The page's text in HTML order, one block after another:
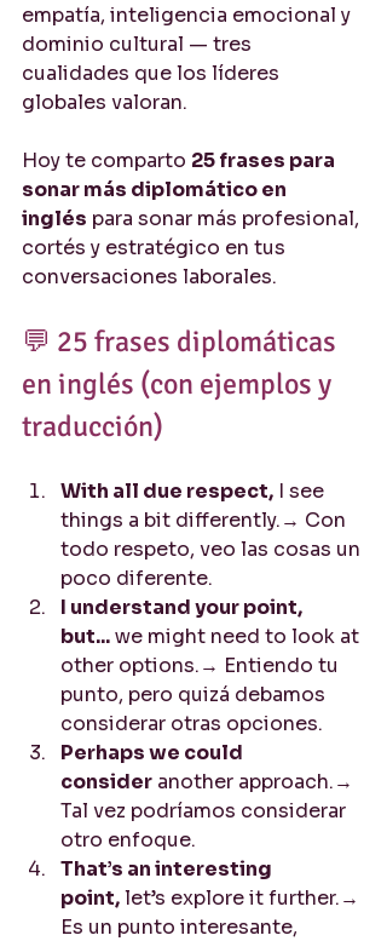
empatía, inteligencia emocional y
dominio cultural — tres
cualidades que los líderes
globales valoran.
Hoy te comparto 25 frases para
sonar más diplomático en
inglés para sonar más profesional,
cortés y estratégico en tus
conversaciones laborales.
💬 25 frases diplomáticas
en inglés (con ejemplos y
traducción)
With all due respect, I see
things a bit differently.→ Con
todo respeto, veo las cosas un
poco diferente.
I understand your point,
but... we might need to look at
other options.→ Entiendo tu
punto, pero quizá debamos
considerar otras opciones.
Perhaps we could
consider another approach.→
Tal vez podríamos considerar
otro enfoque.
That’s an interesting
point, let’s explore it further.→
Es un punto interesante,